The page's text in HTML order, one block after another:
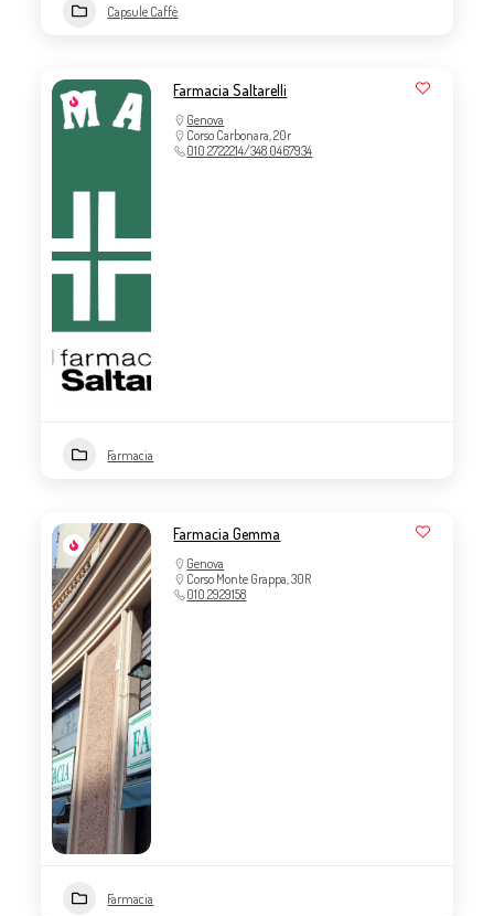
Capsule Caffè
Farmacia Saltarelli
Genova
Corso Carbonara, 20r
010.2722214/348.0467934
Farmacia
Farmacia Gemma
Genova
Corso Monte Grappa, 30R
010.2929158
Farmacia